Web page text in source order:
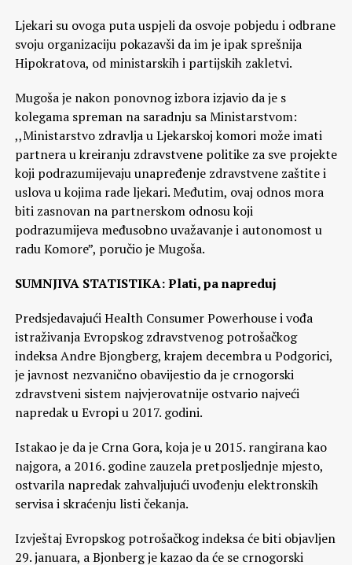
Ljekari su ovoga puta uspjeli da osvoje pobjedu i odbrane
svoju organizaciju pokazavši da im je ipak sprešnija
Hipokratova, od ministarskih i partijskih zakletvi.
Mugoša je nakon ponovnog izbora izjavio da je s
kolegama spreman na saradnju sa Ministarstvom:
,,Ministarstvo zdravlja u Ljekarskoj komori može imati
partnera u kreiranju zdravstvene politike za sve projekte
koji podrazumijevaju unapređenje zdravstvene zaštite i
uslova u kojima rade ljekari. Međutim, ovaj odnos mora
biti zasnovan na partnerskom odnosu koji
podrazumijeva međusobno uvažavanje i autonomost u
radu Komore”, poručio je Mugoša.
SUMNJIVA STATISTIKA: Plati, pa napreduj
Predsjedavajući Health Consumer Powerhouse i vođa
istraživanja Evropskog zdravstvenog potrošačkog
indeksa Andre Bjongberg, krajem decembra u Podgorici,
je javnost nezvanično obavijestio da je crnogorski
zdravstveni sistem najvjerovatnije ostvario najveći
napredak u Evropi u 2017. godini.
Istakao je da je Crna Gora, koja je u 2015. rangirana kao
najgora, a 2016. godine zauzela pretposljednje mjesto,
ostvarila napredak zahvaljujući uvođenju elektronskih
servisa i skraćenju listi čekanja.
Izvještaj Evropskog potrošačkog indeksa će biti objavljen
29. januara, a Bjonberg je kazao da će se crnogorski